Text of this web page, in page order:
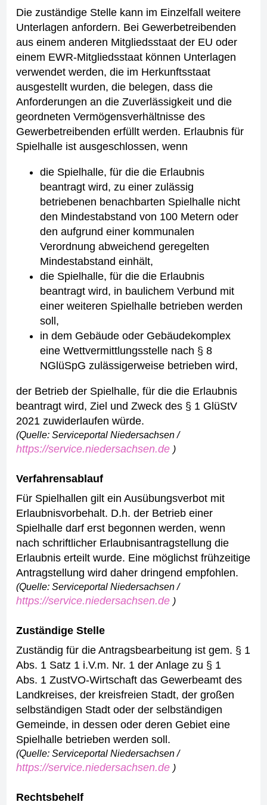
Die zuständige Stelle kann im Einzelfall weitere
Unterlagen anfordern. Bei Gewerbetreibenden
aus einem anderen Mitgliedsstaat der EU oder
einem EWR-Mitgliedsstaat können Unterlagen
verwendet werden, die im Herkunftsstaat
ausgestellt wurden, die belegen, dass die
Anforderungen an die Zuverlässigkeit und die
geordneten Vermögensverhältnisse des
Gewerbetreibenden erfüllt werden. Erlaubnis für
Spielhalle ist ausgeschlossen, wenn
die Spielhalle, für die die Erlaubnis
beantragt wird, zu einer zulässig
betriebenen benachbarten Spielhalle nicht
den Mindestabstand von 100 Metern oder
den aufgrund einer kommunalen
Verordnung abweichend geregelten
Mindestabstand einhält,
die Spielhalle, für die die Erlaubnis
beantragt wird, in baulichem Verbund mit
einer weiteren Spielhalle betrieben werden
soll,
in dem Gebäude oder Gebäudekomplex
eine Wettvermittlungsstelle nach § 8
NGlüSpG zulässigerweise betrieben wird,
der Betrieb der Spielhalle, für die die Erlaubnis
beantragt wird, Ziel und Zweck des § 1 GlüStV
2021 zuwiderlaufen würde.
(Quelle: Serviceportal Niedersachsen /
https://service.niedersachsen.de )
Verfahrensablauf
Für Spielhallen gilt ein Ausübungsverbot mit
Erlaubnisvorbehalt. D.h. der Betrieb einer
Spielhalle darf erst begonnen werden, wenn
nach schriftlicher Erlaubnisantragstellung die
Erlaubnis erteilt wurde. Eine möglichst frühzeitige
Antragstellung wird daher dringend empfohlen.
(Quelle: Serviceportal Niedersachsen /
https://service.niedersachsen.de )
Zuständige Stelle
Zuständig für die Antragsbearbeitung ist gem. § 1
Abs. 1 Satz 1 i.V.m. Nr. 1 der Anlage zu § 1
Abs. 1 ZustVO-Wirtschaft das Gewerbeamt des
Landkreises, der kreisfreien Stadt, der großen
selbständigen Stadt oder der selbständigen
Gemeinde, in dessen oder deren Gebiet eine
Spielhalle betrieben werden soll.
(Quelle: Serviceportal Niedersachsen /
https://service.niedersachsen.de )
Rechtsbehelf